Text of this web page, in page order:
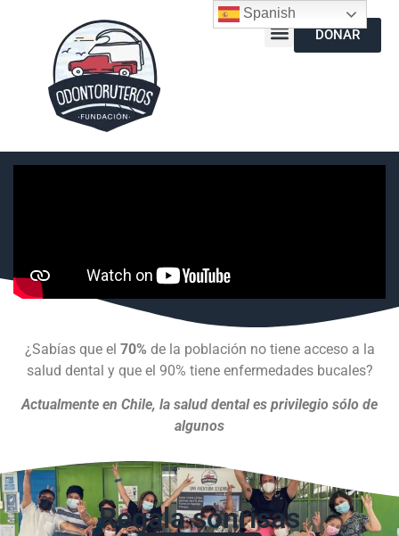
DONAR
¿Sabías que el 70% de la población no tiene acceso a la
salud dental y que el 90% tiene enfermedades bucales?
Actualmente en Chile, la salud dental es privilegio sólo de
algunos
Regala sonrisas
Spanish